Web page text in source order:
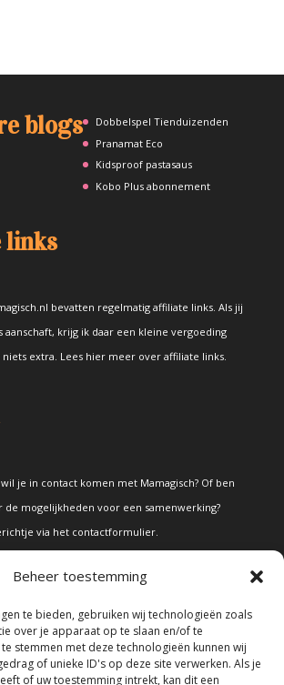
Beheer toestemming
te bieden, gebruiken wij technologieën zoals
over je apparaat op te slaan en/of te
stemmen met deze technologieën kunnen wij
of unieke ID's op deze site verwerken. Als je
of uw toestemming intrekt, kan dit een
blogs
Dobbelspel Tienduizenden
Pranamat Eco
Kidsproof pastasaus
Kobo Plus abonnement
links
bevatten regelmatig affiliate links. Als jij
aanschaft, krijg ik daar een kleine vergoeding
extra. Lees hier meer over affiliate links.
je in contact komen met Mamagisch? Of ben
de mogelijkheden voor een samenwerking?
via het contactformulier.
op deze site zijn eigendom van Mamagisch.